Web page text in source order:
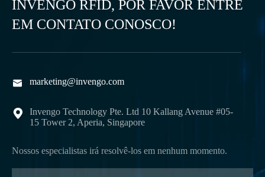
INVENGO RFID, POR FAVOR ENTRE
EM CONTATO CONOSCO!
 marketing@invengo.com

Invengo Technology Pte. Ltd 10 Kallang Avenue #05-
15 Tower 2, Aperia, Singapore
Nossos especialistas irá resolvê-los em nenhum momento.